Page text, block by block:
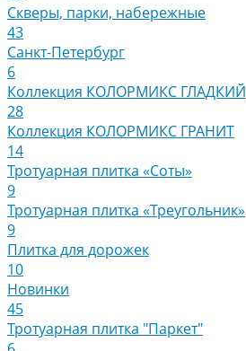
Скверы, парки, набережные
43
Санкт-Петербург
6
Коллекция КОЛОРМИКС ГЛАДКИЙ
28
Коллекция КОЛОРМИКС ГРАНИТ
14
Тротуарная плитка «Соты»
9
Тротуарная плитка «Треугольник»
9
Плитка для дорожек
10
Новинки
45
Тротуарная плитка "Паркет"